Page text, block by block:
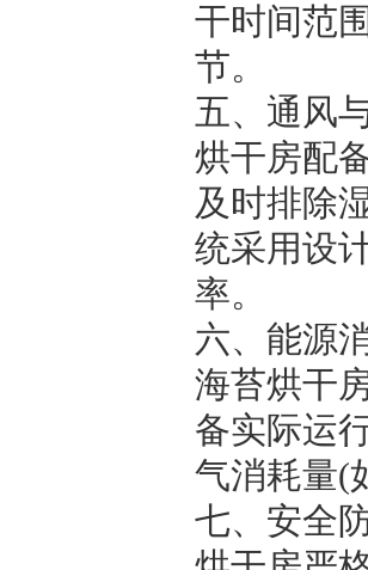
干时间范
节。
五、通风
烘干房配
及时排除
统采用设
率。
六、能源
海苔烘干
备实际运
气消耗量(
七、安全